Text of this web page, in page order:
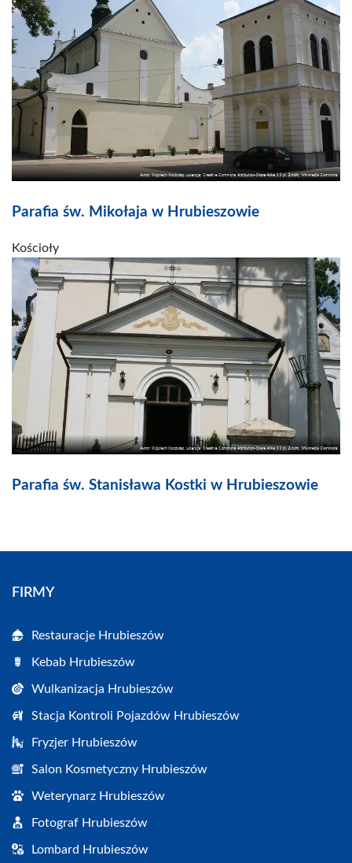
Parafia św. Mikołaja w Hrubieszowie
Kościoły
Parafia św. Stanisława Kostki w Hrubieszowie
FIRMY
Restauracje Hrubieszów
Kebab Hrubieszów
Wulkanizacja Hrubieszów
Stacja Kontroli Pojazdów Hrubieszów
Fryzjer Hrubieszów
Salon Kosmetyczny Hrubieszów
Weterynarz Hrubieszów
Fotograf Hrubieszów
Lombard Hrubieszów